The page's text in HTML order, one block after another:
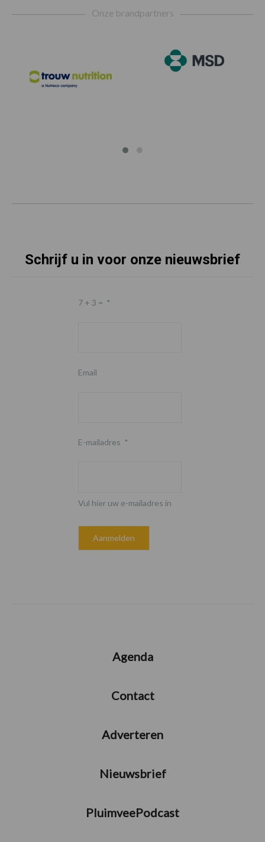
Onze brandpartners
Schrijf u in voor onze nieuwsbrief
7 + 3 = *
Email
E-mailadres *
Vul hier uw e-mailadres in
Agenda
Contact
Adverteren
Nieuwsbrief
PluimveePodcast